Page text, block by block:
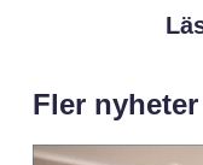
Fler nyheter